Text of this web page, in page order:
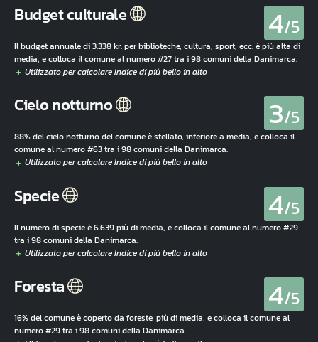
Budget culturale 4/5
Il budget annuale di 3.338 kr. per biblioteche, cultura, sport, ecc. è più alta di
media, e colloca il comune al numero #27 tra i 98 comuni della Danimarca.
Cielo notturno 3/5
88% del cielo notturno del comune è stellato, inferiore a media, e colloca il
comune al numero #63 tra i 98 comuni della Danimarca.
Specie 4/5
Il numero di specie è 6.639 più di media, e colloca il comune al numero #29
tra i 98 comuni della Danimarca.
Foresta 4/5
16% del comune è coperto da foreste, più di media, e colloca il comune al
numero #29 tra i 98 comuni della Danimarca.